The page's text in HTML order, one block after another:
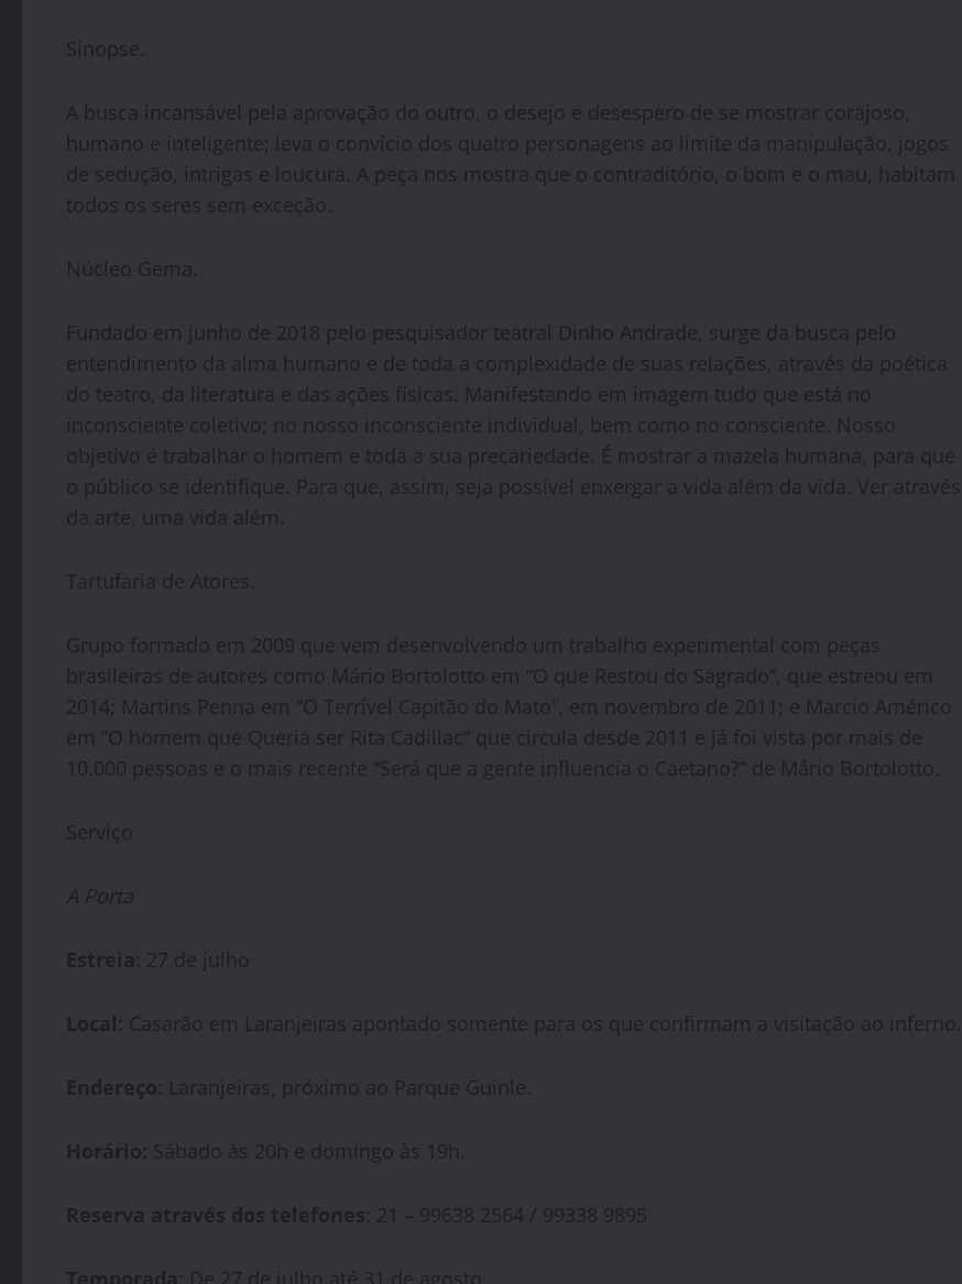
Sinopse.
A busca incansável pela aprovação do outro, o desejo e desespero de se mostrar corajoso,
humano e inteligente; leva o convício dos quatro personagens ao limite da manipulação, jogos
de sedução, intrigas e loucura. A peça nos mostra que o contraditório, o bom e o mau, habitam
todos os seres sem exceção.
Núcleo Gema.
Fundado em junho de 2018 pelo pesquisador teatral Dinho Andrade, surge da busca pelo
entendimento da alma humano e de toda a complexidade de suas relações, através da poética
do teatro, da literatura e das ações físicas. Manifestando em imagem tudo que está no
inconsciente coletivo; no nosso inconsciente individual, bem como no consciente. Nosso
objetivo é trabalhar o homem e toda a sua precariedade. É mostrar a mazela humana, para que
o público se identifique. Para que, assim, seja possível enxergar a vida além da vida. Ver através
da arte, uma vida além.
Tartufaria de Atores.
Grupo formado em 2009 que vem desenvolvendo um trabalho experimental com peças
brasileiras de autores como Mário Bortolotto em “O que Restou do Sagrado”, que estreou em
2014; Martins Penna em “O Terrível Capitão do Mato”, em novembro de 2011; e Marcio Américo
em “O homem que Queria ser Rita Cadillac” que circula desde 2011 e já foi vista por mais de
10.000 pessoas e o mais recente “Será que a gente influencia o Caetano?” de Mário Bortolotto.
Serviço
A Porta
Estreia: 27 de julho
Local: Casarão em Laranjeiras apontado somente para os que confirmam a visitação ao inferno.
Endereço: Laranjeiras, próximo ao Parque Guinle.
Horário: Sábado às 20h e domingo às 19h.
Reserva através dos telefones: 21 – 99638 2564 / 99338 9895